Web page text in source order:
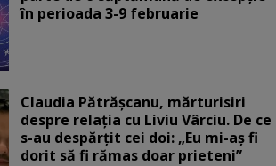
în perioada 3-9 februarie
Claudia Pătrășcanu, mărturisiri
despre relația cu Liviu Vârciu. De ce
s-au despărțit cei doi: „Eu mi-aș fi
dorit să fi rămas doar prieteni”